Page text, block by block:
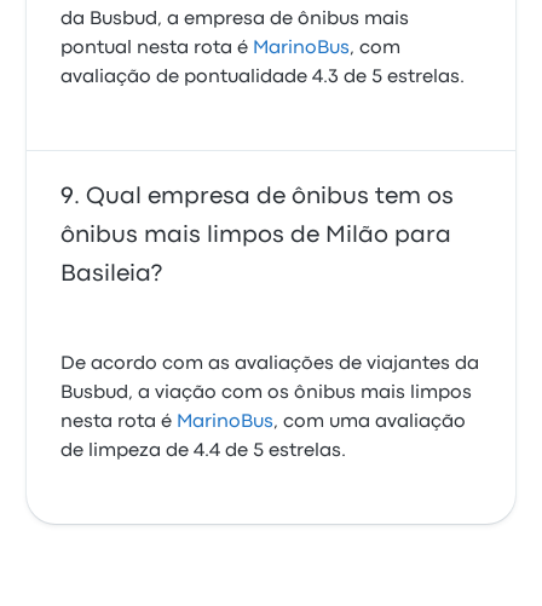
da Busbud, a empresa de ônibus mais
pontual nesta rota é MarinoBus, com
avaliação de pontualidade 4.3 de 5 estrelas.
Qual empresa de ônibus tem os
ônibus mais limpos de Milão para
Basileia?
De acordo com as avaliações de viajantes da
Busbud, a viação com os ônibus mais limpos
nesta rota é MarinoBus, com uma avaliação
de limpeza de 4.4 de 5 estrelas.